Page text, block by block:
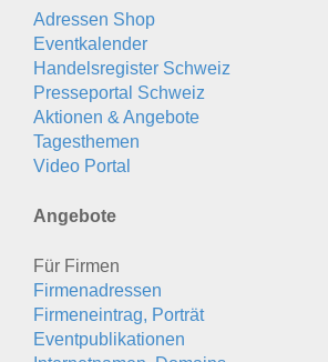
Adressen Shop
Eventkalender
Handelsregister Schweiz
Presseportal Schweiz
Aktionen & Angebote
Tagesthemen
Video Portal
Angebote
Für Firmen
Firmenadressen
Firmeneintrag, Porträt
Eventpublikationen